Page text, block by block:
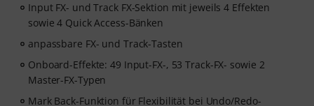
Input FX- und Track FX-Sektion mit jeweils 4 Effekten
sowie 4 Quick Access-Bänken
anpassbare FX- und Track-Tasten
Onboard-Effekte: 49 Input-FX-, 53 Track-FX- sowie 2
Master-FX-Typen
Mark Back-Funktion für Flexibilität bei Undo/Redo-